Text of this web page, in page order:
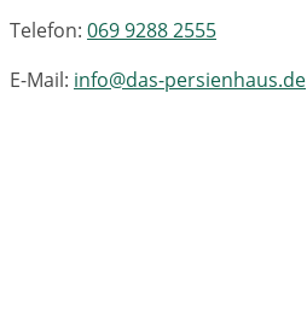
Telefon: 069 9288 2555
E-Mail: info@das-persienhaus.de